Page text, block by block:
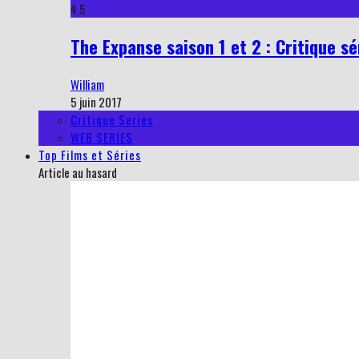
4.5
The Expanse saison 1 et 2 : Critique
William
5 juin 2017
Critique Series
WEB SERIES
Top Films et Séries
Article au hasard